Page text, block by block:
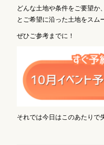
どんな土地や条件をご要望か
とご希望に沿った土地をスム
ぜひご参考までに ！
それでは今日はこのあたりで